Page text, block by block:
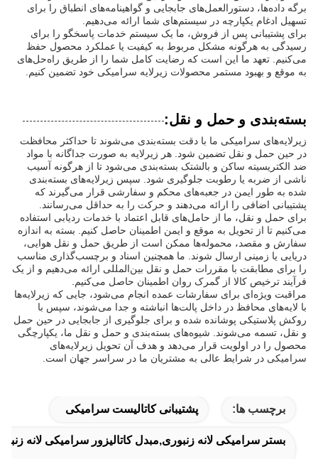
برگه داده‌ها، دستورالعمل‌های جابجایی و گواهینامه‌های انطباق را برای
تسهیل ادغام یکپارچه در سیستم‌های شما ارائه می‌دهیم.
برای پشتیبانی پس از فروش، ما یک سیستم خدمات پاسخگو را برای
رسیدگی به هرگونه مشکل مربوط به کیفیت یا عملکرد محصول حفظ
می‌کنیم. تعهد ما این است که رضایت کامل شما را از طریق راه‌حل‌های
به موقع و بهبود مستمر محصولات زیرلایه سرامیکی خود تضمین کنیم.
بسته‌بندی و حمل و نقل:
زیرلایه‌های سرامیکی ما با دقت بسته‌بندی می‌شوند تا حداکثر محافظت
در حین حمل و نقل تضمین شود. هر زیرلایه به صورت جداگانه با مواد
ضد الکتریسیته ساکن و بالشتک بسته‌بندی می‌شود تا از هرگونه آسیب
ناشی از ضربه یا رطوبت جلوگیری شود. سپس زیرلایه‌های بسته‌بندی
شده به طور ایمن در جعبه‌های محکم و سفارشی قرار می‌گیرند که
پشتیبانی اضافی را ارائه می‌دهند و حرکت را به حداقل می‌رسانند.
برای حمل و نقل، ما از حامل‌های قابل اعتماد با خدمات ردیابی استفاده
می‌کنیم تا از تحویل به موقع و ایمن اطمینان حاصل کنیم. بسته به اندازه
سفارش و مقصد، محموله‌ها ممکن است از طریق حمل و نقل هوایی،
دریایی یا زمینی ارسال شوند. ما همچنین اسناد و برچسب‌گذاری مناسب
را برای مطابقت با مقررات حمل و نقل بین‌المللی ارائه می‌دهیم و از یک
فرآیند ترخیص کالا از گمرک روان اطمینان حاصل می‌کنیم.
مراقبت ویژه‌ای برای سفارشات عمده انجام می‌شود، جایی که زیرلایه‌ها
با لایه‌های محافظ در داخل پالت‌ها انباشته و جدا می‌شوند، سپس با
روکش پلاستیکی پوشانده شده و برای جلوگیری از جابجایی در حین حمل
و نقل، تسمه می‌شوند. شیوه‌های بسته‌بندی و حمل و نقل ما، یکپارچگی
محصول را در اولویت قرار می‌دهد و هدف آن تحویل زیرلایه‌های
سرامیکی در شرایط عالی به مشتریان ما در سراسر جهان است.
برچسب ها: پشتیبانی کاتالیست سرامیکی
بستر سرامیکی لانه زنبوری,مبدل کاتالیزور سرامیکی لانه